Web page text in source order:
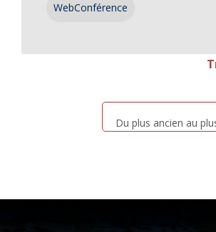
WebConférence
Du plus ancien au